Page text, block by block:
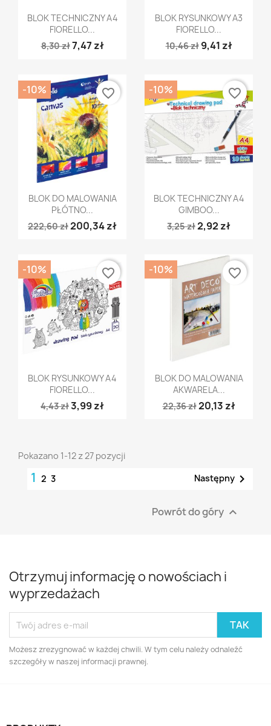
Szybki podgląd
BLOK TECHNICZNY A4
FIORELLO...
8,30 zł7,47 zł
Szybki podgląd
BLOK RYSUNKOWY A3
FIORELLO...
10,46 zł 9,41 zł
Szybki podgląd
BLOK DO MALOWANIA
PŁÓTNO...
222,60 zł200,34 zł
-10% favorite_border
Szybki podgląd
BLOK TECHNICZNY A4
GIMBOO...
3,25 zł2,92 zł
-10% favorite_border
Szybki podgląd
BLOK RYSUNKOWY A4
FIORELLO...
4,43 zł3,99 zł
-10% favorite_border
Szybki podgląd
BLOK DO MALOWANIA
AKWARELA...
22,36 zł20,13 zł
-10% favorite_border
Pokazano 1-12 z 27 pozycji
1 2 3 Następny 
Powrót do góry 
Otrzymuj informację o nowościach i
wyprzedażach
Możesz zrezygnować w każdej chwili. W tym celu należy odnaleźć
szczegóły w naszej informacji prawnej.